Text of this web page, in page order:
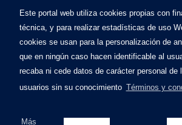
Este portal web utiliza cookies propias con
técnica, y para realizar estadísticas de uso
cookies se usan para la personalización de
que en ningún caso hacen identificable al
recaba ni cede datos de carácter personal de
usuarios sin su conocimiento Términos y
Más